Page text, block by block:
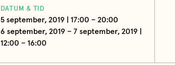
DATUM & TID
5 september, 2019 | 17:00 – 20:00
6 september, 2019 – 7 september, 2019 |
12:00 – 16:00